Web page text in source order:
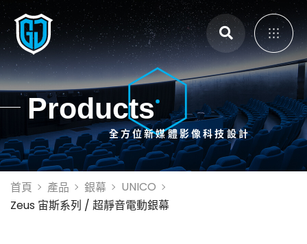
主選單
展覽展示設計
體感互動裝置
Products
全方位新媒體影像科技設計
首頁 產品 銀幕
UNICO
Zeus 宙斯系列 / 超靜音電動銀幕